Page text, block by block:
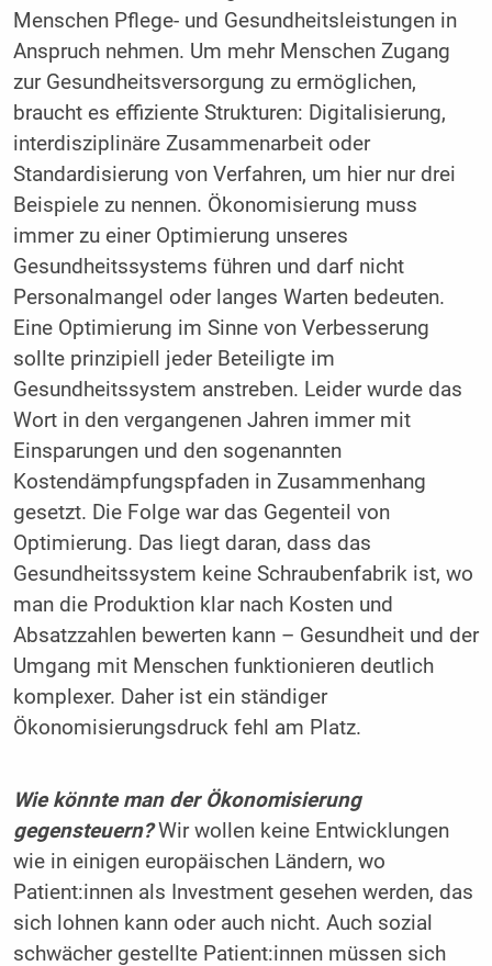
Menschen Pflege- und Gesundheitsleistungen in
Anspruch nehmen. Um mehr Menschen Zugang
zur Gesundheitsversorgung zu ermöglichen,
braucht es effiziente Strukturen: Digitalisierung,
interdisziplinäre Zusammenarbeit oder
Standardisierung von Verfahren, um hier nur drei
Beispiele zu nennen. Ökonomisierung muss
immer zu einer Optimierung unseres
Gesundheitssystems führen und darf nicht
Personalmangel oder langes Warten bedeuten.
Eine Optimierung im Sinne von Verbesserung
sollte prinzipiell jeder Beteiligte im
Gesundheitssystem anstreben. Leider wurde das
Wort in den vergangenen Jahren immer mit
Einsparungen und den sogenannten
Kostendämpfungspfaden in Zusammenhang
gesetzt. Die Folge war das Gegenteil von
Optimierung. Das liegt daran, dass das
Gesundheitssystem keine Schraubenfabrik ist, wo
man die Produktion klar nach Kosten und
Absatzzahlen bewerten kann – Gesundheit und der
Umgang mit Menschen funktionieren deutlich
komplexer. Daher ist ein ständiger
Ökonomisierungsdruck fehl am Platz.
Wie könnte man der Ökonomisierung
gegensteuern?Wir wollen keine Entwicklungen
wie in einigen europäischen Ländern, wo
Patient:innen als Investment gesehen werden, das
sich lohnen kann oder auch nicht. Auch sozial
schwächer gestellte Patient:innen müssen sich